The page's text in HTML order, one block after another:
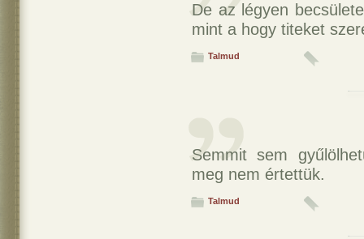
De az légyen
mint a hogy titeket
Talmud
Semmit sem
meg nem értettük.
Talmud